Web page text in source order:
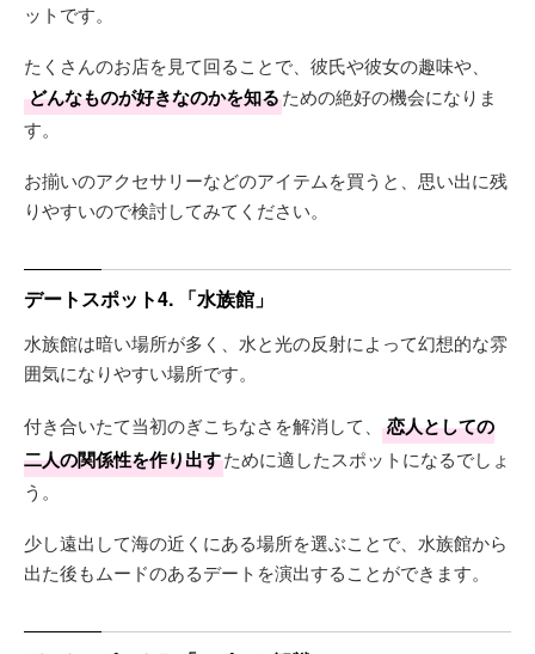
ットです。
たくさんのお店を見て回ることで、彼氏や彼女の趣味や、
どんなものが好きなのかを知るための絶好の機会になりま
す。
お揃いのアクセサリーなどのアイテムを買うと、思い出に残
りやすいので検討してみてください。
デートスポット4. 「水族館」
水族館は暗い場所が多く、水と光の反射によって幻想的な雰
囲気になりやすい場所です。
付き合いたて当初のぎこちなさを解消して、
恋人としての
二人の関係性を作り出すために適したスポットになるでしょ
う。
少し遠出して海の近くにある場所を選ぶことで、水族館から
出た後もムードのあるデートを演出することができます。